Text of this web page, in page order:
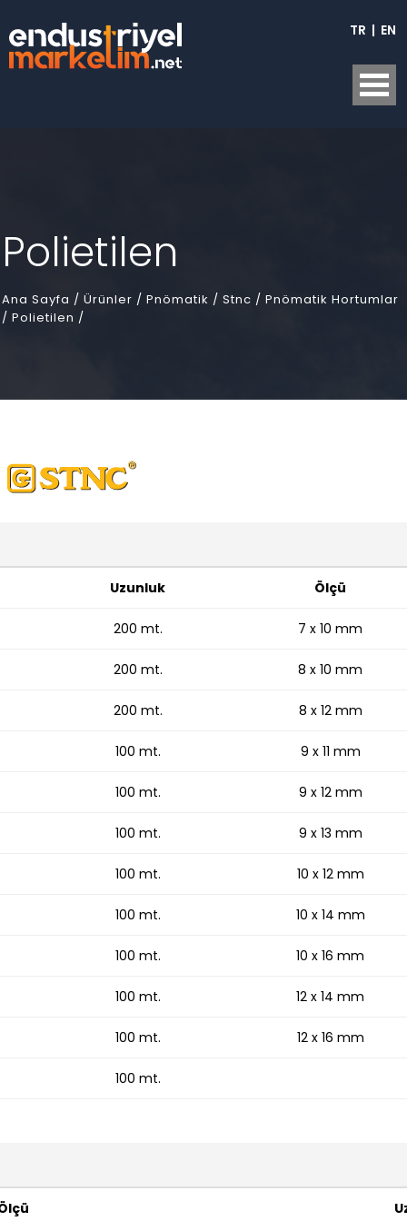
TR | EN
Polietilen
Ana Sayfa / Ürünler / Pnömatik / Stnc / Pnömatik Hortumlar
/ Polietilen /
Uzunluk Ölçü
200 mt. 7 x 10 mm
200 mt. 8 x 10 mm
200 mt. 8 x 12 mm
100 mt. 9 x 11 mm
100 mt. 9 x 12 mm
100 mt. 9 x 13 mm
100 mt. 10 x 12 mm
100 mt. 10 x 14 mm
100 mt. 10 x 16 mm
100 mt. 12 x 14 mm
100 mt. 12 x 16 mm
100 mt.